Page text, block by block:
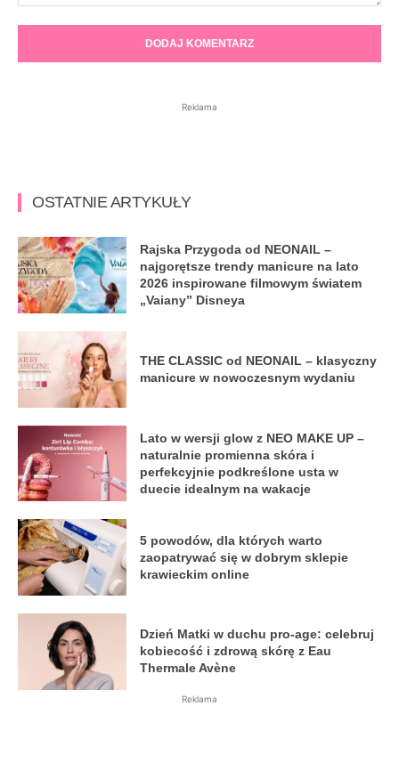
Reklama
OSTATNIE ARTYKUŁY
Rajska Przygoda od NEONAIL –
najgorętsze trendy manicure na lato
2026 inspirowane filmowym światem
„Vaiany” Disneya
THE CLASSIC od NEONAIL – klasyczny
manicure w nowoczesnym wydaniu
Lato w wersji glow z NEO MAKE UP –
naturalnie promienna skóra i
perfekcyjnie podkreślone usta w
duecie idealnym na wakacje
5 powodów, dla których warto
zaopatrywać się w dobrym sklepie
krawieckim online
Dzień Matki w duchu pro-age: celebruj
kobiecość i zdrową skórę z Eau
Thermale Avène
Reklama